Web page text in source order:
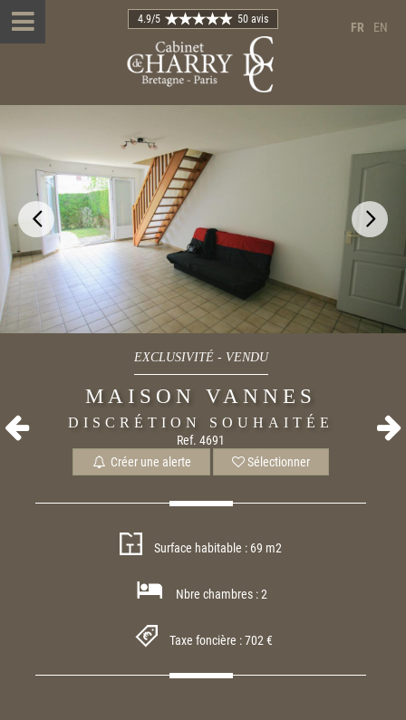
FR EN
4.9/5 50 avis
EXCLUSIVITÉ- VENDU
MAISON VANNES
DISCRÉTION SOUHAITÉE
Ref. 4691
Créer une alerte Sélectionner
Surface habitable : 69 m2
Nbre chambres : 2
Taxe foncière : 702 €